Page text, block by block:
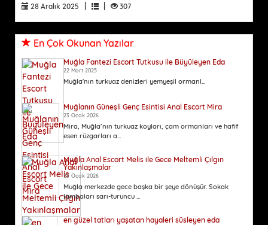
28 Aralık 2025 | | 307
En Çok Okunan Yazılar
Muğla Fantezi Escort Tutkusu ile Büyüleyen Eda
22 Mart 2025
Muğla'nın turkuaz denizleri yemyeşil ormanl...
Muğlanın Güneşli Genç Esintisi Anal Escort Mira
23 Ocak 2026
Mira, Muğla’nın turkuaz koyları, çam ormanları ve hafif
esen rüzgarları a...
Muğla Anal Escort Melis ile Gece Meltemli Çılgın
Yakınlaşmalar
23 Ocak 2026
Muğla merkezde gece başka bir şeye dönüşür. Sokak
lambaları sarı-turuncu ...
en güzel tatları yaşatan hayaleri süsleyen eda